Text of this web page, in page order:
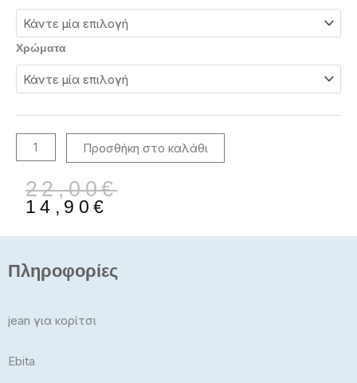
Χρώματα
6-
16Ετών
Παιδικό
Παντελόνι
226174
ποσότητα
Προσθήκη στο καλάθι
22,00€
Original
price
was:
22,00€.
14,90 €
Η
τρέχουσα
τιμή
είναι:
14,90€.
Πληροφορίες
jean για κορίτσι
Ebita